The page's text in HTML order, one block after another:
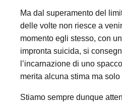
Ma dal superamento del
delle volte non riesce a
momento egli stesso, con
impronta suicida, si
l’incarnazione di uno
merita alcuna stima ma
Stiamo sempre dunque